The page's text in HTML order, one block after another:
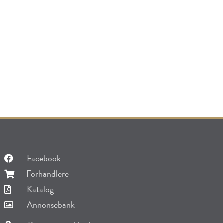
Facebook
Forhandlere
Katalog
Annonsebank